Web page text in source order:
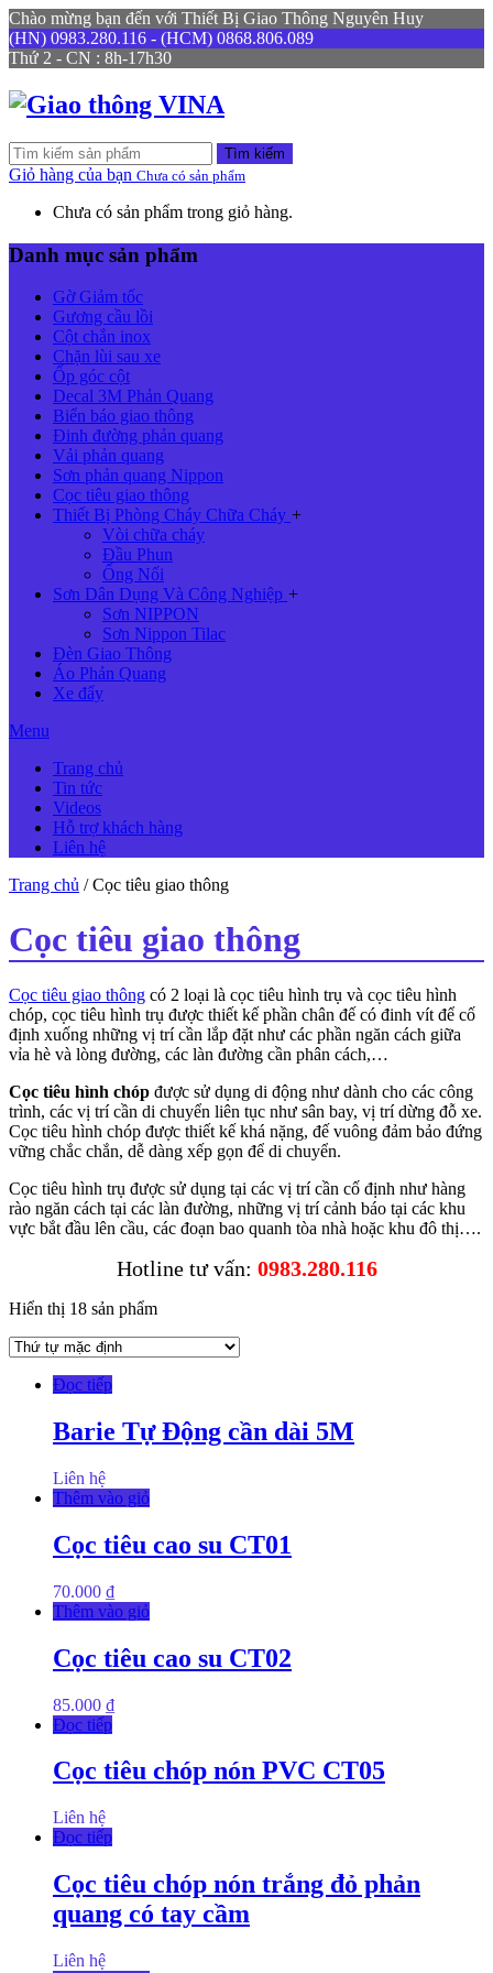
Chào mừng bạn đến với Thiết Bị Giao Thông Nguyên Huy
(HN) 0983.280.116 - (HCM) 0868.806.089
Thứ 2 - CN : 8h-17h30
Tìm kiếm
Giỏ hàng của bạn Chưa có sản phẩm
Chưa có sản phẩm trong giỏ hàng.
Danh mục sản phẩm
Gờ Giảm tốc
Gương cầu lồi
Cột chắn inox
Chặn lùi sau xe
Ốp góc cột
Decal 3M Phản Quang
Biển báo giao thông
Đinh đường phản quang
Vải phản quang
Sơn phản quang Nippon
Cọc tiêu giao thông
Thiết Bị Phòng Cháy Chữa Cháy +
Vòi chữa cháy
Đầu Phun
Ống Nối
Sơn Dân Dụng Và Công Nghiệp +
Sơn NIPPON
Sơn Nippon Tilac
Đèn Giao Thông
Áo Phản Quang
Xe đẩy
Menu
Trang chủ
Tin tức
Videos
Hỗ trợ khách hàng
Liên hệ
Trang chủ / Cọc tiêu giao thông
Cọc tiêu giao thông
Cọc tiêu giao thông có 2 loại là cọc tiêu hình trụ và cọc tiêu hình
chóp, cọc tiêu hình trụ được thiết kế phần chân đế có đinh vít để cố
định xuống những vị trí cần lắp đặt như các phần ngăn cách giữa
vỉa hè và lòng đường, các làn đường cần phân cách,…
Cọc tiêu hình chóp được sử dụng di động như dành cho các công
trình, các vị trí cần di chuyển liên tục như sân bay, vị trí dừng đỗ xe.
Cọc tiêu hình chóp được thiết kế khá nặng, đế vuông đảm bảo đứng
vững chắc chắn, dễ dàng xếp gọn để di chuyển.
Cọc tiêu hình trụ được sử dụng tại các vị trí cần cố định như hàng
rào ngăn cách tại các làn đường, những vị trí cảnh báo tại các khu
vực bắt đầu lên cầu, các đoạn bao quanh tòa nhà hoặc khu đô thị….
Hotline tư vấn: 0983.280.116
Hiển thị 18 sản phẩm
Đọc tiếp
Barie Tự Động cần dài 5M
Liên hệ
Thêm vào giỏ
Cọc tiêu cao su CT01
70.000 ₫
Thêm vào giỏ
Cọc tiêu cao su CT02
85.000 ₫
Đọc tiếp
Cọc tiêu chóp nón PVC CT05
Liên hệ
Đọc tiếp
Cọc tiêu chóp nón trắng đỏ phản
quang có tay cầm
Liên hệ